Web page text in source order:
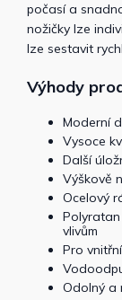
počasí a
nožičky lze
lze sestavit
Výhody
Moderní
Vysoce
Další
Výškově
Ocelový
vlivům
Pro
Odolný a